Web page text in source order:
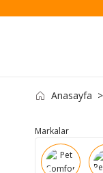
Anasayfa
Markalar